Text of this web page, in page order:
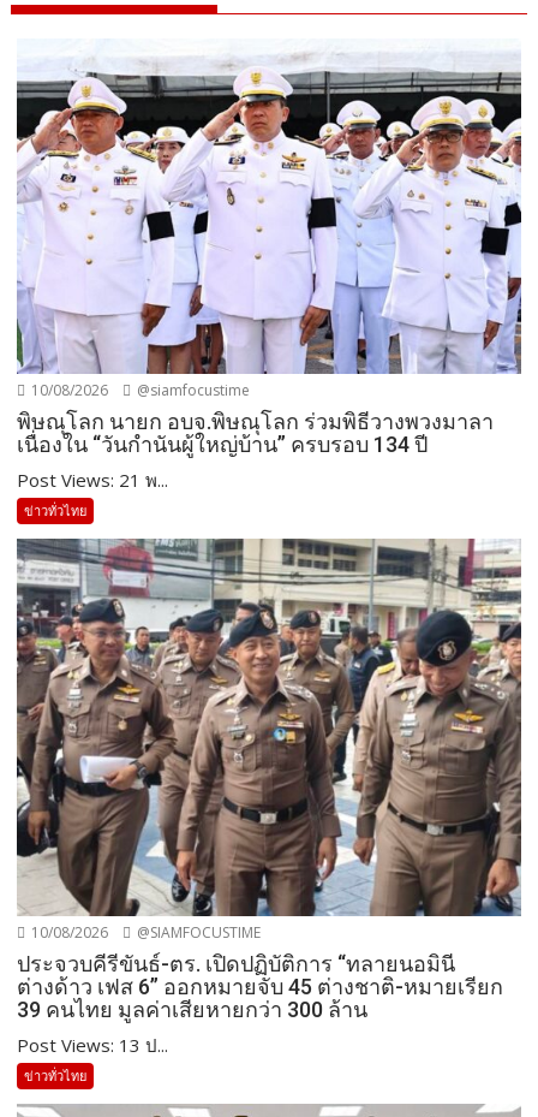
10/08/2026 @siamfocustime
พิษณุโลก นายก อบจ.พิษณุโลก ร่วมพิธีวางพวงมาลา
เนื่องใน “วันกำนันผู้ใหญ่บ้าน” ครบรอบ 134 ปี
Post Views: 21 พ...
ข่าวทั่วไทย
10/08/2026 @SIAMFOCUSTIME
ประจวบคีรีขันธ์-ตร. เปิดปฏิบัติการ “ทลายนอมินี
ต่างด้าว เฟส 6” ออกหมายจับ 45 ต่างชาติ-หมายเรียก
39 คนไทย มูลค่าเสียหายกว่า 300 ล้าน
Post Views: 13 ป...
ข่าวทั่วไทย